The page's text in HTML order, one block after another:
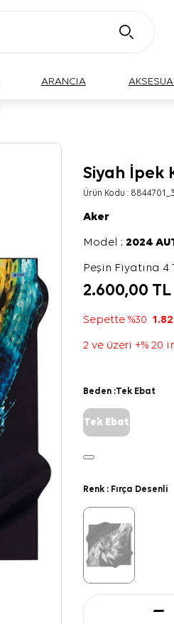
ARANCIA
Siyah İpek
Ürün Kodu :
Aker
Model :2024
Peşin Fiyatına 4
2.600,00 TL
Sepette %30
2 ve üzeri +% 20
Beden :Tek Ebat
Tek Ebat
Renk : Fırça Desenli